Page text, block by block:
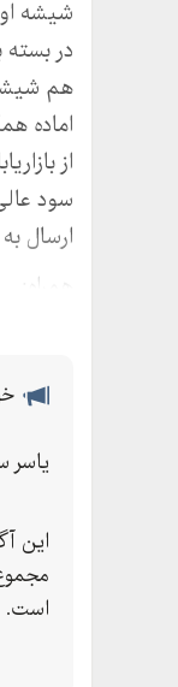
شیشه
در
هم
اماده
از
سود
ارسال
همراه:
عطر
آویزي
خودرو
یاسر
این
است.